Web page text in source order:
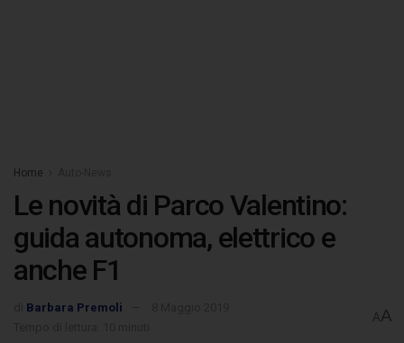
Home
Le novità di Parco Valentino:
guida autonoma, elettrico e
anche F1
Barbara Premoli
AA